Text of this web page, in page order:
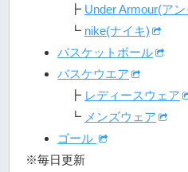
┣ Under Armour(ア
┗ nike(ナイキ)
バスケットボール
バスケウエア
┣ レディースウェア
┗ メンズウェア
ゴール
※毎日更新